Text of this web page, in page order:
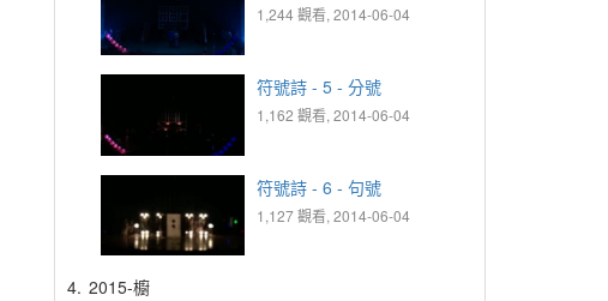
1,244 觀看, 2014-06-04
符號詩 - 5 - 分號
1,162 觀看, 2014-06-04
符號詩 - 6 - 句號
1,127 觀看, 2014-06-04
4. 2015-櫥